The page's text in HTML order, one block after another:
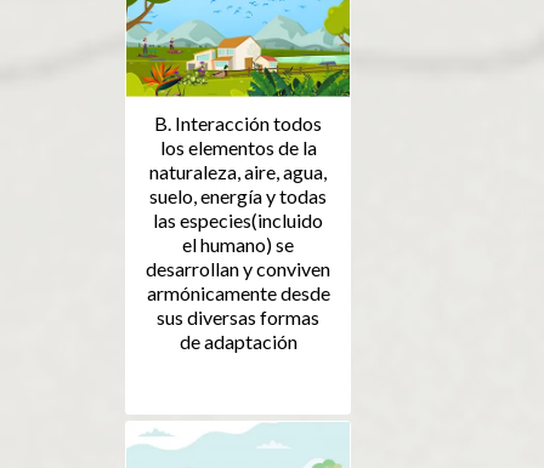
B. Interacción todos
los elementos de la
naturaleza, aire, agua,
suelo, energía y todas
las especies(incluido
el humano) se
desarrollan y conviven
armónicamente desde
sus diversas formas
de adaptación